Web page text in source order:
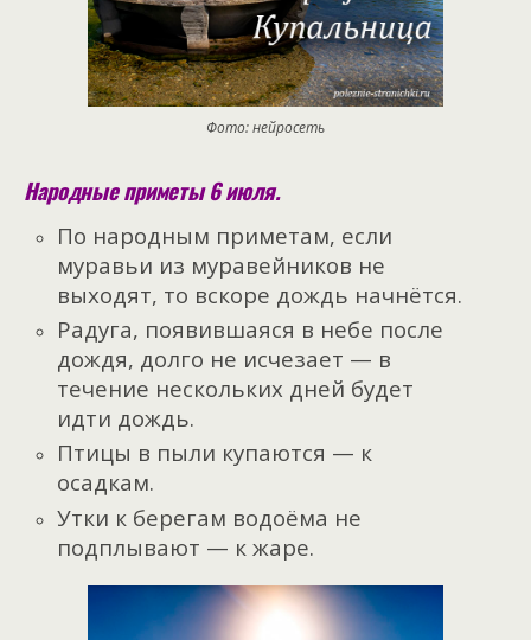
Фото: нейросеть
Народные приметы 6 июля.
По народным приметам, если
муравьи из муравейников не
выходят, то вскоре дождь начнётся.
Радуга, появившаяся в небе после
дождя, долго не исчезает — в
течение нескольких дней будет
идти дождь.
Птицы в пыли купаются — к
осадкам.
Утки к берегам водоёма не
подплывают — к жаре.